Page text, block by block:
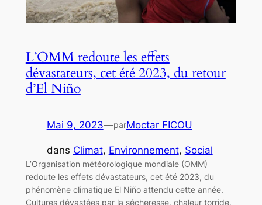
L’OMM redoute les effets
dévastateurs, cet été 2023, du retour
d’El Niño
Mai 9, 2023—parMoctar FICOU
dans Climat, Environnement, Social
L’Organisation météorologique mondiale (OMM)
redoute les effets dévastateurs, cet été 2023, du
phénomène climatique El Niño attendu cette année.
Cultures dévastées par la sécheresse, chaleur torride,